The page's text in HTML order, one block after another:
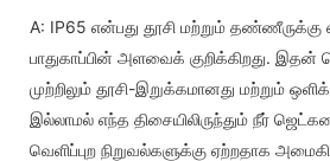
A: IP65 என்பது தூசி மற்றும் தண்ணீருக்கு
பாதுகாப்பின் அளவைக் குறிக்கிறது. இதன்
முற்றிலும் தூசி-இறுக்கமானது மற்றும்
இல்லாமல் எந்த திசையிலிருந்தும் நீர்
வெளிப்புற நிறுவல்களுக்கு ஏற்றதாக